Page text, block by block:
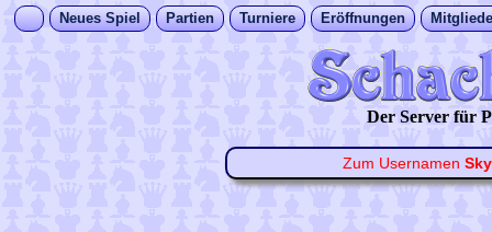
Neues Spiel Partien Turniere Eröffnungen
Der Server für
Zum Usernamen